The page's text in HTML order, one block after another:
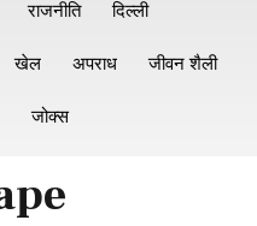
राजनीति दिल्ली
खेल अपराध जीवन शैली
जोक्स